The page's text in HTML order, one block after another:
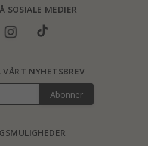
SOSIALE MEDIER
VÅRT NYHETSBREV
Abonner